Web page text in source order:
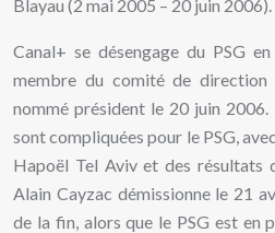
Blayau (2 mai 2005 – 20 juin 2006).
Canal+ se désengage du PSG
membre du comité de
nommé président le 20 juin 2006.
sont compliquées pour le PSG,
Hapoël Tel Aviv et des résultats
Alain Cayzac démissionne le 21
de la fin, alors que le PSG est en